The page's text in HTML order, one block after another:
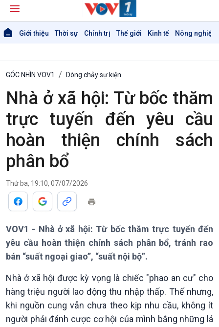
Giới thiệu Thời sự Chính trị Thế giới Kinh tế Nông nghiệp
Giới thiệu
Chuyên mục
Theo dòng Thời sự
Chính trị
Thế giới
GÓC NHÌN VOV1 Dòng chảy sự kiện
Nhà ở xã hội: Từ bốc thăm
trực tuyến đến yêu cầu
hoàn thiện chính sách
phân bổ
Thứ ba, 19:10, 07/07/2026
VOV1 - Nhà ở xã hội: Từ bốc thăm trực tuyến đến
yêu cầu hoàn thiện chính sách phân bổ, tránh rao
bán “suất ngoại giao”, “suất nội bộ”.
Nhà ở xã hội được kỳ vọng là chiếc "phao an cư" cho
hàng triệu người lao động thu nhập thấp. Thế nhưng,
khi nguồn cung vẫn chưa theo kịp nhu cầu, không ít
người phải đánh cược cơ hội của mình bằng những lá